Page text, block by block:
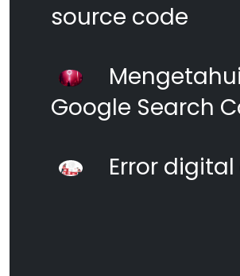
source code
Google Search
Error